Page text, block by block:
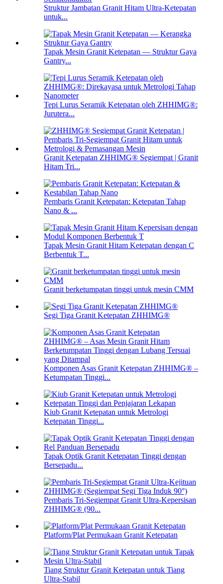
Struktur Jambatan Granit Hitam Ultra-Ketepatan
untuk...
Tapak Mesin Granit Ketepatan — Struktur Gaya
Gantry...
Tepi Lurus Seramik Ketepatan oleh ZHHIMG®:
Jurutera...
Granit Ketepatan ZHHIMG® Segiempat | Granit
Hitam Tri...
Pembaris Granit Ketepatan: Ketepatan Tahap
Nano & ...
Tapak Mesin Granit Hitam Ketepatan dengan C
Berbentuk T...
Granit berketumpatan tinggi untuk mesin CMM
Segi Tiga Granit Ketepatan ZHHIMG®
Komponen Asas Granit Ketepatan ZHHIMG® –
Ketumpatan Tinggi...
Kiub Granit Ketepatan untuk Metrologi
Ketepatan Tinggi...
Tapak Optik Granit Ketepatan Tinggi dengan
Bersepadu...
Pembaris Tri-Segiempat Granit Ultra-Kepersisan
ZHHIMG® (90...
Platform/Plat Permukaan Granit Ketepatan
Tiang Struktur Granit Ketepatan untuk Tiang
Ultra-Stabil